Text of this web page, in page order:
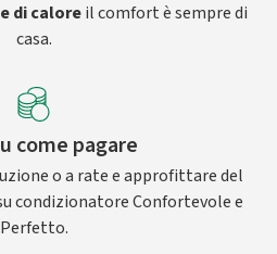
di caloreil comfort è sempre di
casa.
come pagare
o a rate e approfittare del
condizionatore Confortevole e
Perfetto.